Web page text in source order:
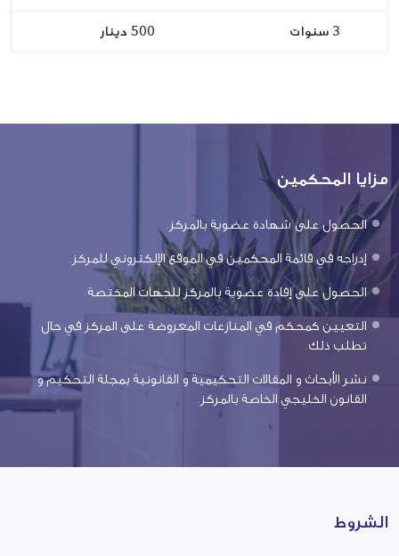
3 سنوات 500 دينار
مزايا المحكمين
الحصول على شهادة عضوية بالمركز.
إدراجه في قائمة المحكمين في الموقع الإلكتروني للمركز.
الحصول على إفادة عضوية بالمركز للجهات المختصة.
التعيين كمحكم في المنازعات المعروضة على المركز في حال
تطلب ذلك.
نشر الأبحاث و المقالات التحكيمية و القانونية بمجلة التحكيم و
القانون الخليجي الخاصة بالمركز.
الشروط